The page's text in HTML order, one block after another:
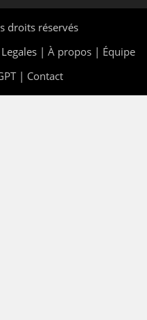
droits réservés
| À propos | Équipe
| Contact